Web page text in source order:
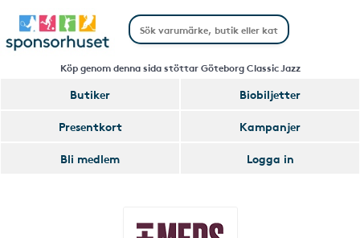
Köp genom denna sida stöttar Göteborg Classic Jazz
Butiker
Biobiljetter
Presentkort
Kampanjer
Bli medlem
Logga in